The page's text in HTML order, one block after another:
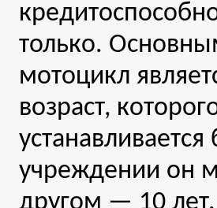
только.
мотоцикл
возраст,
учреждении он